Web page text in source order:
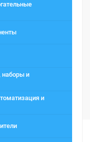
наборы и
и